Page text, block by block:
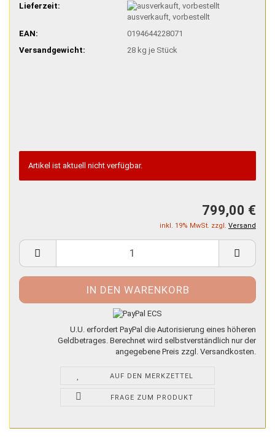
Lieferzeit:
ausverkauft, vorbestellt
EAN:
0194644228071
Versandgewicht:
28kg je Stück
Artikel ist aktuell nicht verfügbar.
799,00 €
inkl. 19% MwSt. zzgl. Versand
U.U. erfordert PayPal die Autorisierung eines höheren
Geldbetrages. Berechnet wird selbstverständlich nur der
angegebene Preis zzgl. Versandkosten.
AUF DEN MERKZETTEL
FRAGE ZUM PRODUKT